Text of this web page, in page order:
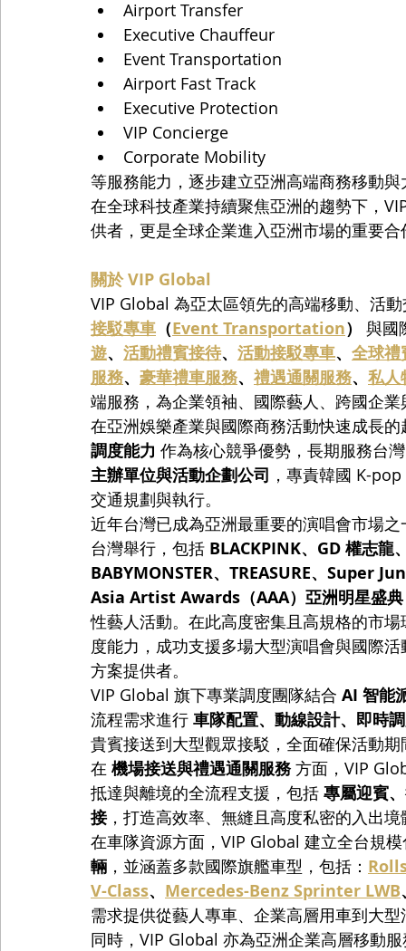
Airport Transfer
Executive Chauffeur
Event Transportation
Airport Fast Track
Executive Protection
VIP Concierge
Corporate Mobility
等服務能力，逐步建立亞洲高端商務移動
在全球科技產業持續聚焦亞洲的趨勢下，
供者，更是全球企業進入亞洲市場的重要合
關於 VIP Global
VIP Global 為亞太區領先的高端移動、活
接駁專車 （Event Transportation） 與國
遊、 活動禮賓接待、 活動接駁專車、 全球禮
服務、 豪華禮車服務、 禮遇通關服務、 私人
端服務，為企業領袖、國際藝人、跨國企
在亞洲娛樂產業與國際商務活動快速成長
調度能力 作為核心競爭優勢，長期服務台
主辦單位與活動企劃公司 ，專責韓國 K-
交通規劃與執行。
近年台灣已成為亞洲最重要的演唱會市場
台灣舉行，包括 BLACKPINK、GD 權志龍
BABYMONSTER、TREASURE、Super
Asia Artist Awards（AAA）亞洲明星盛典
性藝人活動。在此高度密集且高規格的市
度能力，成功支援多場大型演唱會與國際
方案提供者。
VIP Global 旗下專業調度團隊結合 AI 智能
流程需求進行 車隊配置、動線設計、即時
貴賓接送到大型觀眾接駁，全面確保活動
在 機場接送與禮遇通關服務 方面，VIP
抵達與離境的全流程支援，包括 專屬迎賓
接，打造高效率、無縫且高度私密的入出境
在車隊資源方面，VIP Global 建立全台規
輛 ，並涵蓋多款國際旗艦車型，包括：
V-Class、 Mercedes-Benz Sprinter LWB
需求提供從藝人專車、企業高層用車到大
同時，VIP Global 亦為亞洲企業高層移動